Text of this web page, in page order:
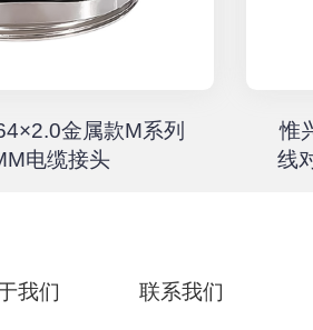
金属款M系列
电缆接头
惟
线
我们 联系我们